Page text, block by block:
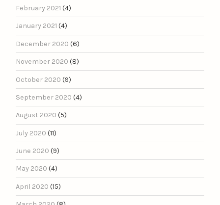
February 2021 (4)
January 2021 (4)
December 2020 (6)
November 2020 (8)
October 2020 (9)
September 2020 (4)
August 2020 (5)
July 2020 (11)
June 2020 (9)
May 2020 (4)
April 2020 (15)